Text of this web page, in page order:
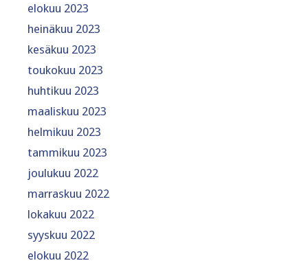
elokuu 2023
heinäkuu 2023
kesäkuu 2023
toukokuu 2023
huhtikuu 2023
maaliskuu 2023
helmikuu 2023
tammikuu 2023
joulukuu 2022
marraskuu 2022
lokakuu 2022
syyskuu 2022
elokuu 2022